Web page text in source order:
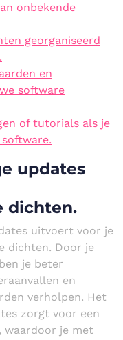
onbekende
georganiseerd
en
software
of tutorials als je
updates
dichten.
uitvoert voor je
dichten. Door je
je beter
en
verholpen. Het
zorgt voor een
waardoor je met